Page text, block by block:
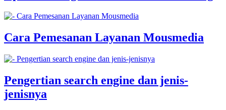
Cara Pemesanan Layanan Mousmedia
Pengertian search engine dan jenis-
jenisnya